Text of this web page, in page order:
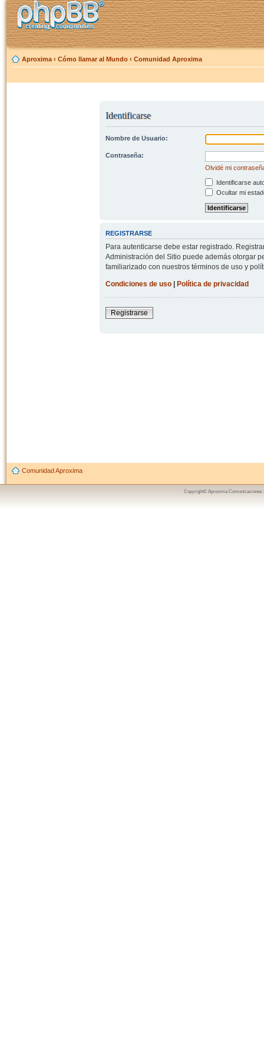
Aproxima ‹ Cómo llamar al Mundo ‹ Comunidad Aproxima
Identificarse
Nombre de Usuario:
Contraseña:
Olvidé mi
Identificarse
Ocultar mi
REGISTRARSE
Para autenticarse debe estar registrado.
Administración del Sitio puede además otorgar
familiarizado con nuestros términos de uso y
Condiciones de uso| Política de privacidad
Registrarse
Comunidad Aproxima
Copyright© Aproxima Comunicaciones